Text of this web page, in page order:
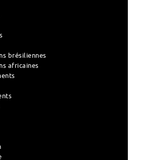
brésiliennes
africaines